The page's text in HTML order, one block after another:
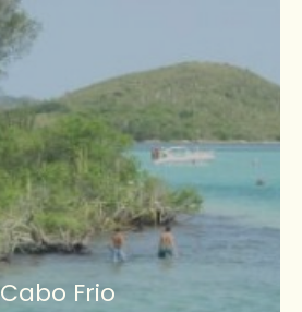
Cabo Frio